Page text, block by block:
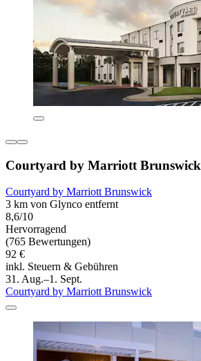
Courtyard by Marriott Brunswick
Courtyard by Marriott Brunswick
3 km von Glynco entfernt
8,6/10
Hervorragend
(765 Bewertungen)
92 €
inkl. Steuern & Gebühren
31. Aug.–1. Sept.
Courtyard by Marriott Brunswick